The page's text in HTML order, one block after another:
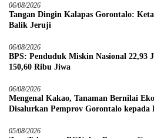
06/08/2026
Tangan Dingin Kalapas Gorontalo:
Balik Jeruji
06/08/2026
BPS: Penduduk Miskin Nasional 22,93
150,60 Ribu Jiwa
06/08/2026
Mengenal Kakao, Tanaman Bernilai
Disalurkan Pemprov Gorontalo kepada
05/08/2026